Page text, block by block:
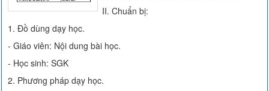
II. Chuẩn bị:
1. Đồ dùng dạy học.
- Giáo viên: Nội dung bài học.
- Học sinh: SGK
2. Phương pháp dạy học.